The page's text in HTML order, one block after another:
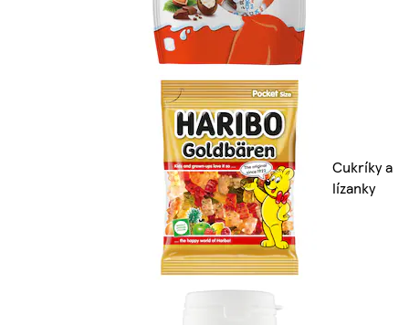
Cukríky a
lízanky